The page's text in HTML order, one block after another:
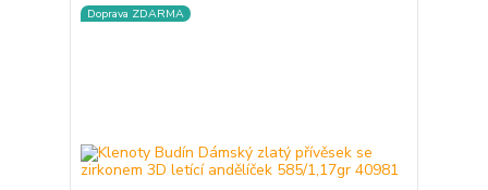
Doprava ZDARMA